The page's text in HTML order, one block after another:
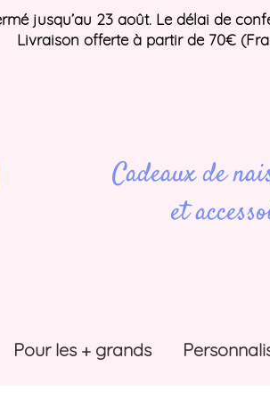
jusqu’au 23 août. Le délai de
Livraison offerte à partir de 70€
Cadeaux de
et
Pour les + grands